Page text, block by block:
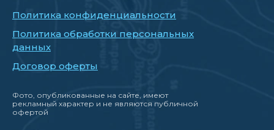
Политика конфиденциальности
Политика обработки персональных
данных
Договор оферты
Фото, опубликованные на сайте, имеют
рекламный характер и не являются публичной
офертой